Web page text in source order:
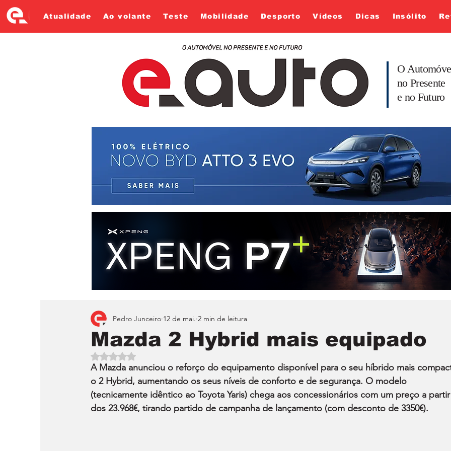
Atualidade Ao volante Teste Mobilidade Desporto Vídeos Dicas Insólito
O
no Presente
e no Futuro
Mazda 2 Hybrid mais equipado
Pedro Junceiro 12 de mai. 2 min de leitura
Avaliado com NaN de 5 estrelas.
A Mazda anunciou o reforço do equipamento disponível para o seu híbrido mais
o 2 Hybrid, aumentando os seus níveis de conforto e de segurança. O modelo
(tecnicamente idêntico ao Toyota Yaris) chega aos concessionários com um preço a
dos 23.968€, tirando partido de campanha de lançamento (com desconto de 3350€).